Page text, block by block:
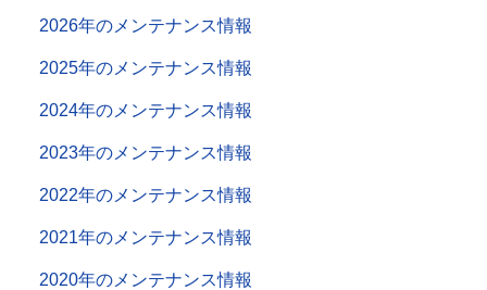
2026年のメンテナンス情報
2025年のメンテナンス情報
2024年のメンテナンス情報
2023年のメンテナンス情報
2022年のメンテナンス情報
2021年のメンテナンス情報
2020年のメンテナンス情報